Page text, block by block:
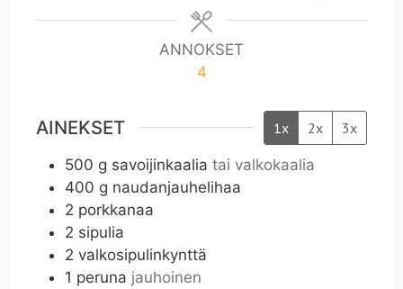
ANNOKSET
4
AINEKSET 1x 2x 3x
500 g savoijinkaalia tai valkokaalia
400 g naudanjauhelihaa
2 porkkanaa
2 sipulia
2 valkosipulinkynttä
1 peruna jauhoinen